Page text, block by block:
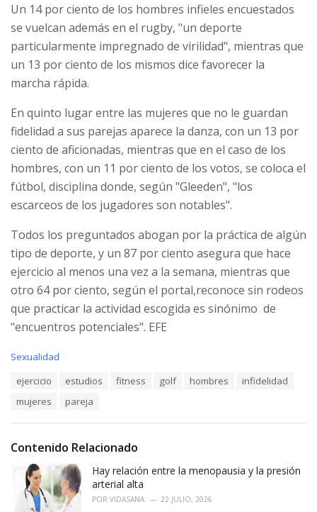
Un 14 por ciento de los hombres infieles encuestados
se vuelcan además en el rugby, "un deporte
particularmente impregnado de virilidad", mientras que
un 13 por ciento de los mismos dice favorecer la
marcha rápida.
En quinto lugar entre las mujeres que no le guardan
fidelidad a sus parejas aparece la danza, con un 13 por
ciento de aficionadas, mientras que en el caso de los
hombres, con un 11 por ciento de los votos, se coloca el
fútbol, disciplina donde, según "Gleeden", "los
escarceos de los jugadores son notables".
Todos los preguntados abogan por la práctica de algún
tipo de deporte, y un 87 por ciento asegura que hace
ejercicio al menos una vez a la semana, mientras que
otro 64 por ciento, según el portal,reconoce sin rodeos
que practicar la actividad escogida es sinónimo de
"encuentros potenciales". EFE
C
i
Sexualidad
ejercicio estudios fitness golf hombres
infidelidad
mujeres
pareja
Contenido Relacionado
Hay relación entre la menopausia y la presión
arterial alta
POR VIDASANA 22 JULIO, 2026